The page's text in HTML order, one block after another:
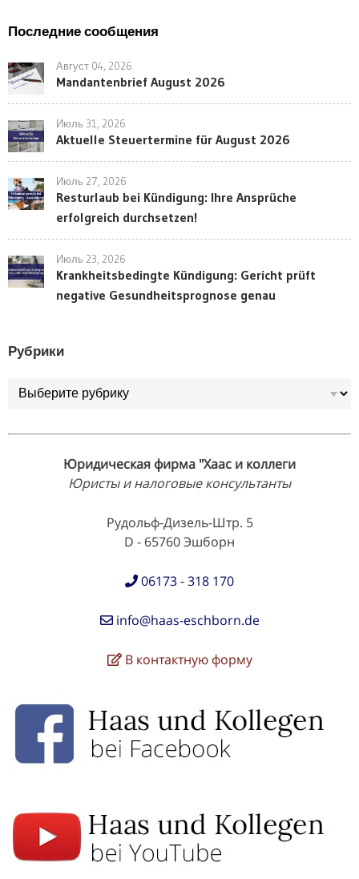
Последние сообщения
Август 04, 2026
Mandantenbrief August 2026
Июль 31, 2026
Aktuelle Steuertermine für August 2026
Июль 27, 2026
Resturlaub bei Kündigung: Ihre Ansprüche
erfolgreich durchsetzen!
Июль 23, 2026
Krankheitsbedingte Kündigung: Gericht prüft
negative Gesundheitsprognose genau
Рубрики
Рубрики
Юридическая фирма "Хаас и коллеги
Юристы и налоговые консультанты
Рудольф-Дизель-Штр. 5
D - 65760 Эшборн
06173 - 318 170
info@haas-eschborn.de
В контактную форму